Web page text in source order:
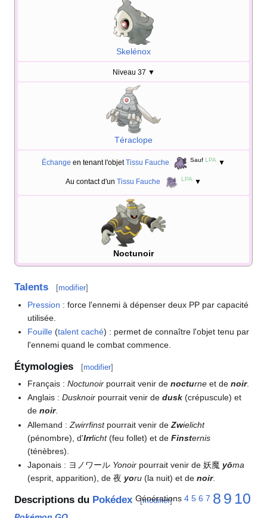
Skelénox
Niveau 37 ▼
Téraclope
Échange en tenant l'objetTissu Fauche Sauf LPA ▼
Au contact d'un Tissu Fauche LPA ▼
Noctunoir
Talents [modifier]
Pression : force l'ennemi à dépenser deux PP par capacité
utilisée.
Fouille (talent caché) : permet de connaître l'objet tenu par
l'ennemi quand le combat commence.
Étymologies [modifier]
Français :Noctunoir pourrait venir denocturne et denoir.
Anglais :Dusknoir pourrait venir dedusk (crépuscule) et
denoir.
Allemand :Zwirrfinstpourrait venir deZwielicht
(pénombre), d'Irrlicht(feu follet) et deFinsternis
(ténèbres).
Japonais : ヨノワール Yonoir pourrait venir de 妖魔 yōma
(esprit, apparition), de 夜 yoru (la nuit) et denoir.
Descriptions du Pokédex [modifier]
Générations 4 5 6 7 8 9 10